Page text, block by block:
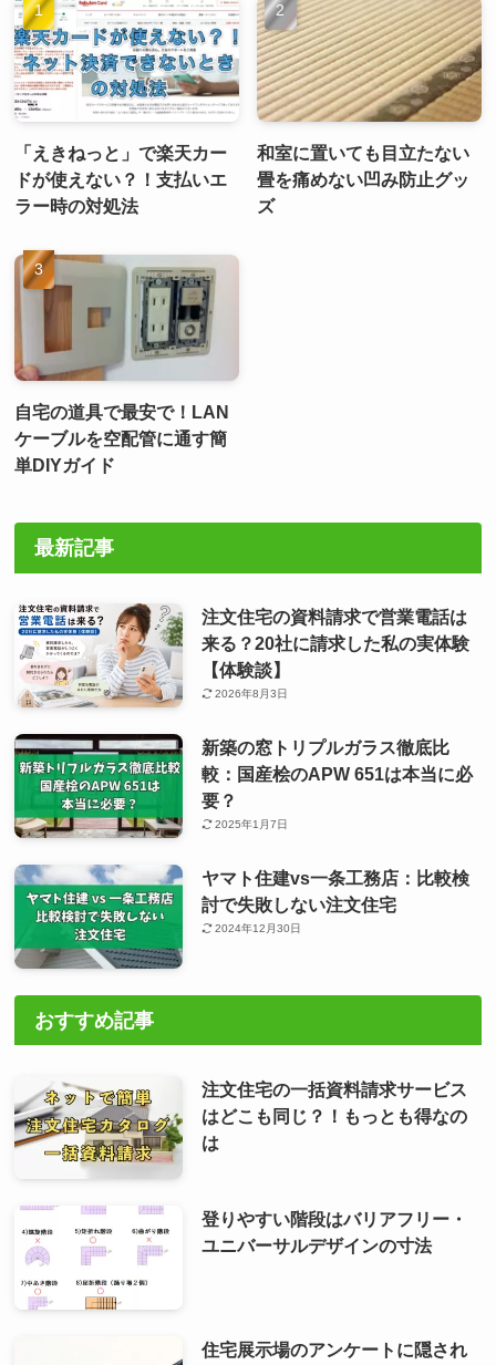
「えきねっと」で楽天カー
ドが使えない？！支払いエ
ラー時の対処法
和室に置いても目立たない
畳を痛めない凹み防止グッ
ズ
自宅の道具で最安で！LAN
ケーブルを空配管に通す簡
単DIYガイド
最新記事
注文住宅の資料請求で営業電話は
来る？20社に請求した私の実体験
【体験談】
2026年8月3日
新築の窓トリプルガラス徹底比
較：国産桧のAPW 651は本当に必
要？
2025年1月7日
ヤマト住建vs一条工務店：比較検
討で失敗しない注文住宅
2024年12月30日
おすすめ記事
注文住宅の一括資料請求サービス
はどこも同じ？！もっとも得なの
は
登りやすい階段はバリアフリー・
ユニバーサルデザインの寸法
住宅展示場のアンケートに隠され